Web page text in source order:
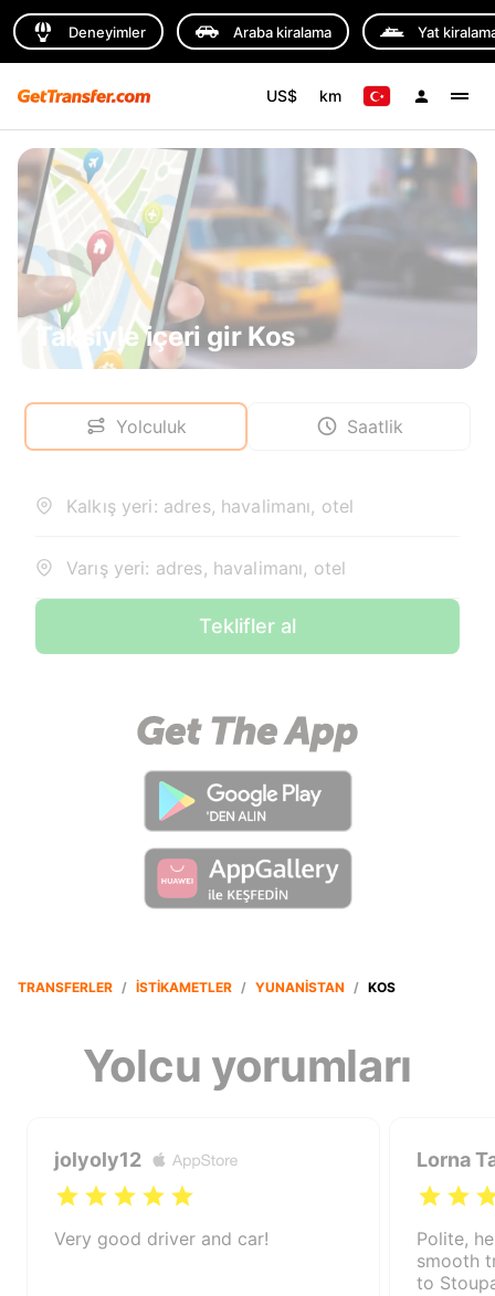
Deneyimler Araba kiralama Yat
US$ km
Taksiyle içeri gir Kos
Yolculuk Saatlik
Kalkış yeri: adres, havalimanı, otel
Varış yeri: adres, havalimanı, otel
Teklifler al
TRANSFERLER / İSTIKAMETLER / YUNANISTAN / KOS
Yolcu yorumları
jolyoly12
Very good driver and car!
Lorna
Polite,
smooth
to